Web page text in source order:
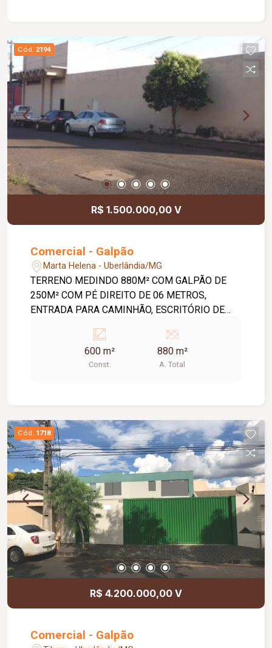
Cód. 2194
R$ 1.500.000,00 V
Comercial - Galpão
Marta Helena - Uberlândia/MG
TERRENO MEDINDO 880M² COM GALPÃO DE
250M² COM PÉ DIREITO DE 06 METROS,
ENTRADA PARA CAMINHÃO, ESCRITÓRIO DE
VARANDAS.O IMÓVEL FICA EM FRENTE UMA
PRAÇA E É EXCELENTE PARA OFICINAS E
DISTRIBUIDORAS.
600 m²
Const.
880 m²
A. Total
Cód. 1718
R$ 4.200.000,00 V
Comercial - Galpão